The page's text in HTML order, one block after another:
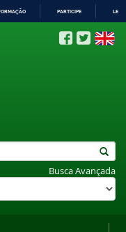
PARTICIPE
Busca Avançada